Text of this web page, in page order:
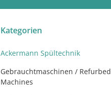
Kategorien
Ackermann Spültechnik
Gebrauchtmaschinen / Refurbed
Machines